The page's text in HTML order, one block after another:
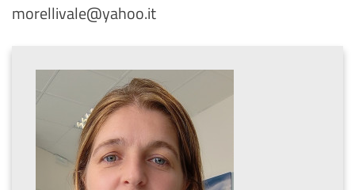
morellivale@yahoo.it